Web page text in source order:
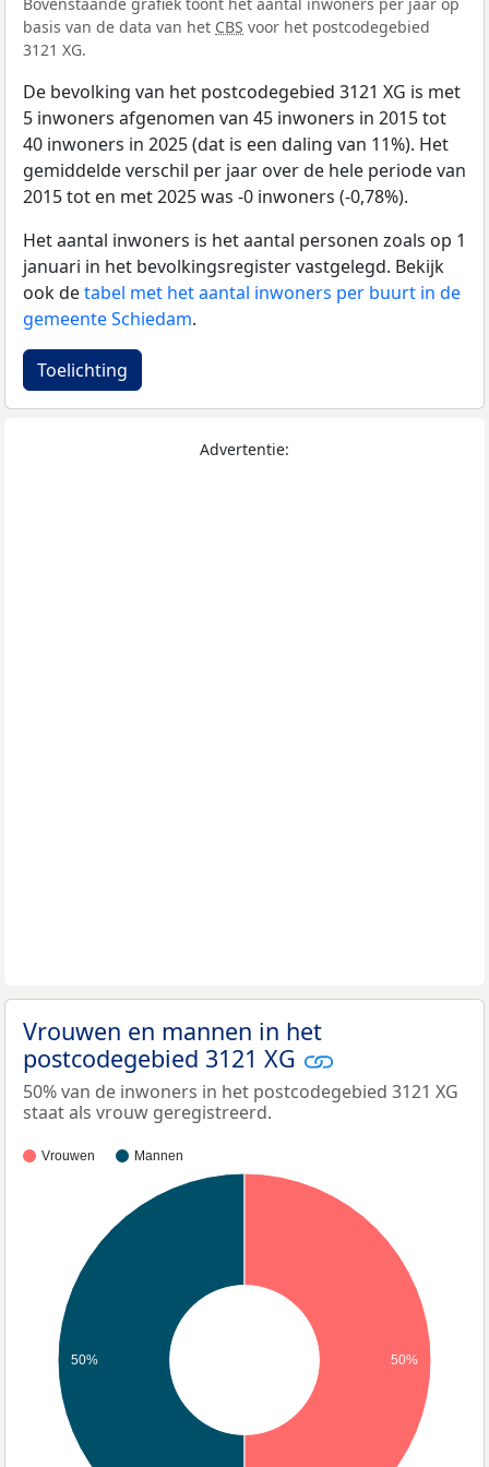
basis van de data van het CBS voor het postcodegebied
3121 XG.
De bevolking van het postcodegebied 3121 XG is met
5 inwoners afgenomen van 45 inwoners in 2015 tot
40 inwoners in 2025 (dat is een daling van 11%). Het
gemiddelde verschil per jaar over de hele periode van
2015 tot en met 2025 was -0 inwoners (-0,78%).
Het aantal inwoners is het aantal personen zoals op 1
januari in het bevolkingsregister vastgelegd. Bekijk
ook detabel met het aantal inwoners per buurt in de
gemeente Schiedam.
Toelichting
Advertentie:
Vrouwen en mannen in het
postcodegebied 3121 XG
50% van de inwoners in het postcodegebied 3121 XG
staat als vrouw geregistreerd.
Vrouwen Mannen
50% 50%